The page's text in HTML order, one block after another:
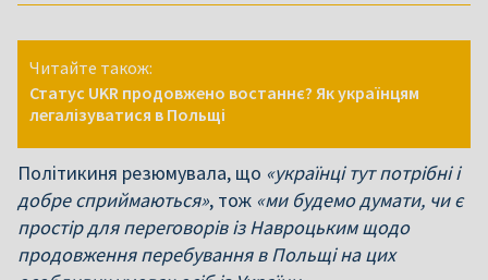
Читайте також:
Статус UKR продовжено востаннє? Як українцям
легалізуватися в Польщі
Політикиня резюмувала, що «українці тут потрібні і
добре сприймаються», тож «ми будемо думати, чи є
простір для переговорів із Навроцьким щодо
продовження перебування в Польщі на цих